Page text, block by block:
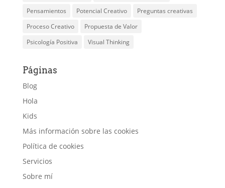
Pensamientos
Potencial Creativo
Preguntas creativas
Proceso Creativo
Propuesta de Valor
Psicología Positiva
Visual Thinking
Páginas
Blog
Hola
Kids
Más información sobre las cookies
Política de cookies
Servicios
Sobre mí